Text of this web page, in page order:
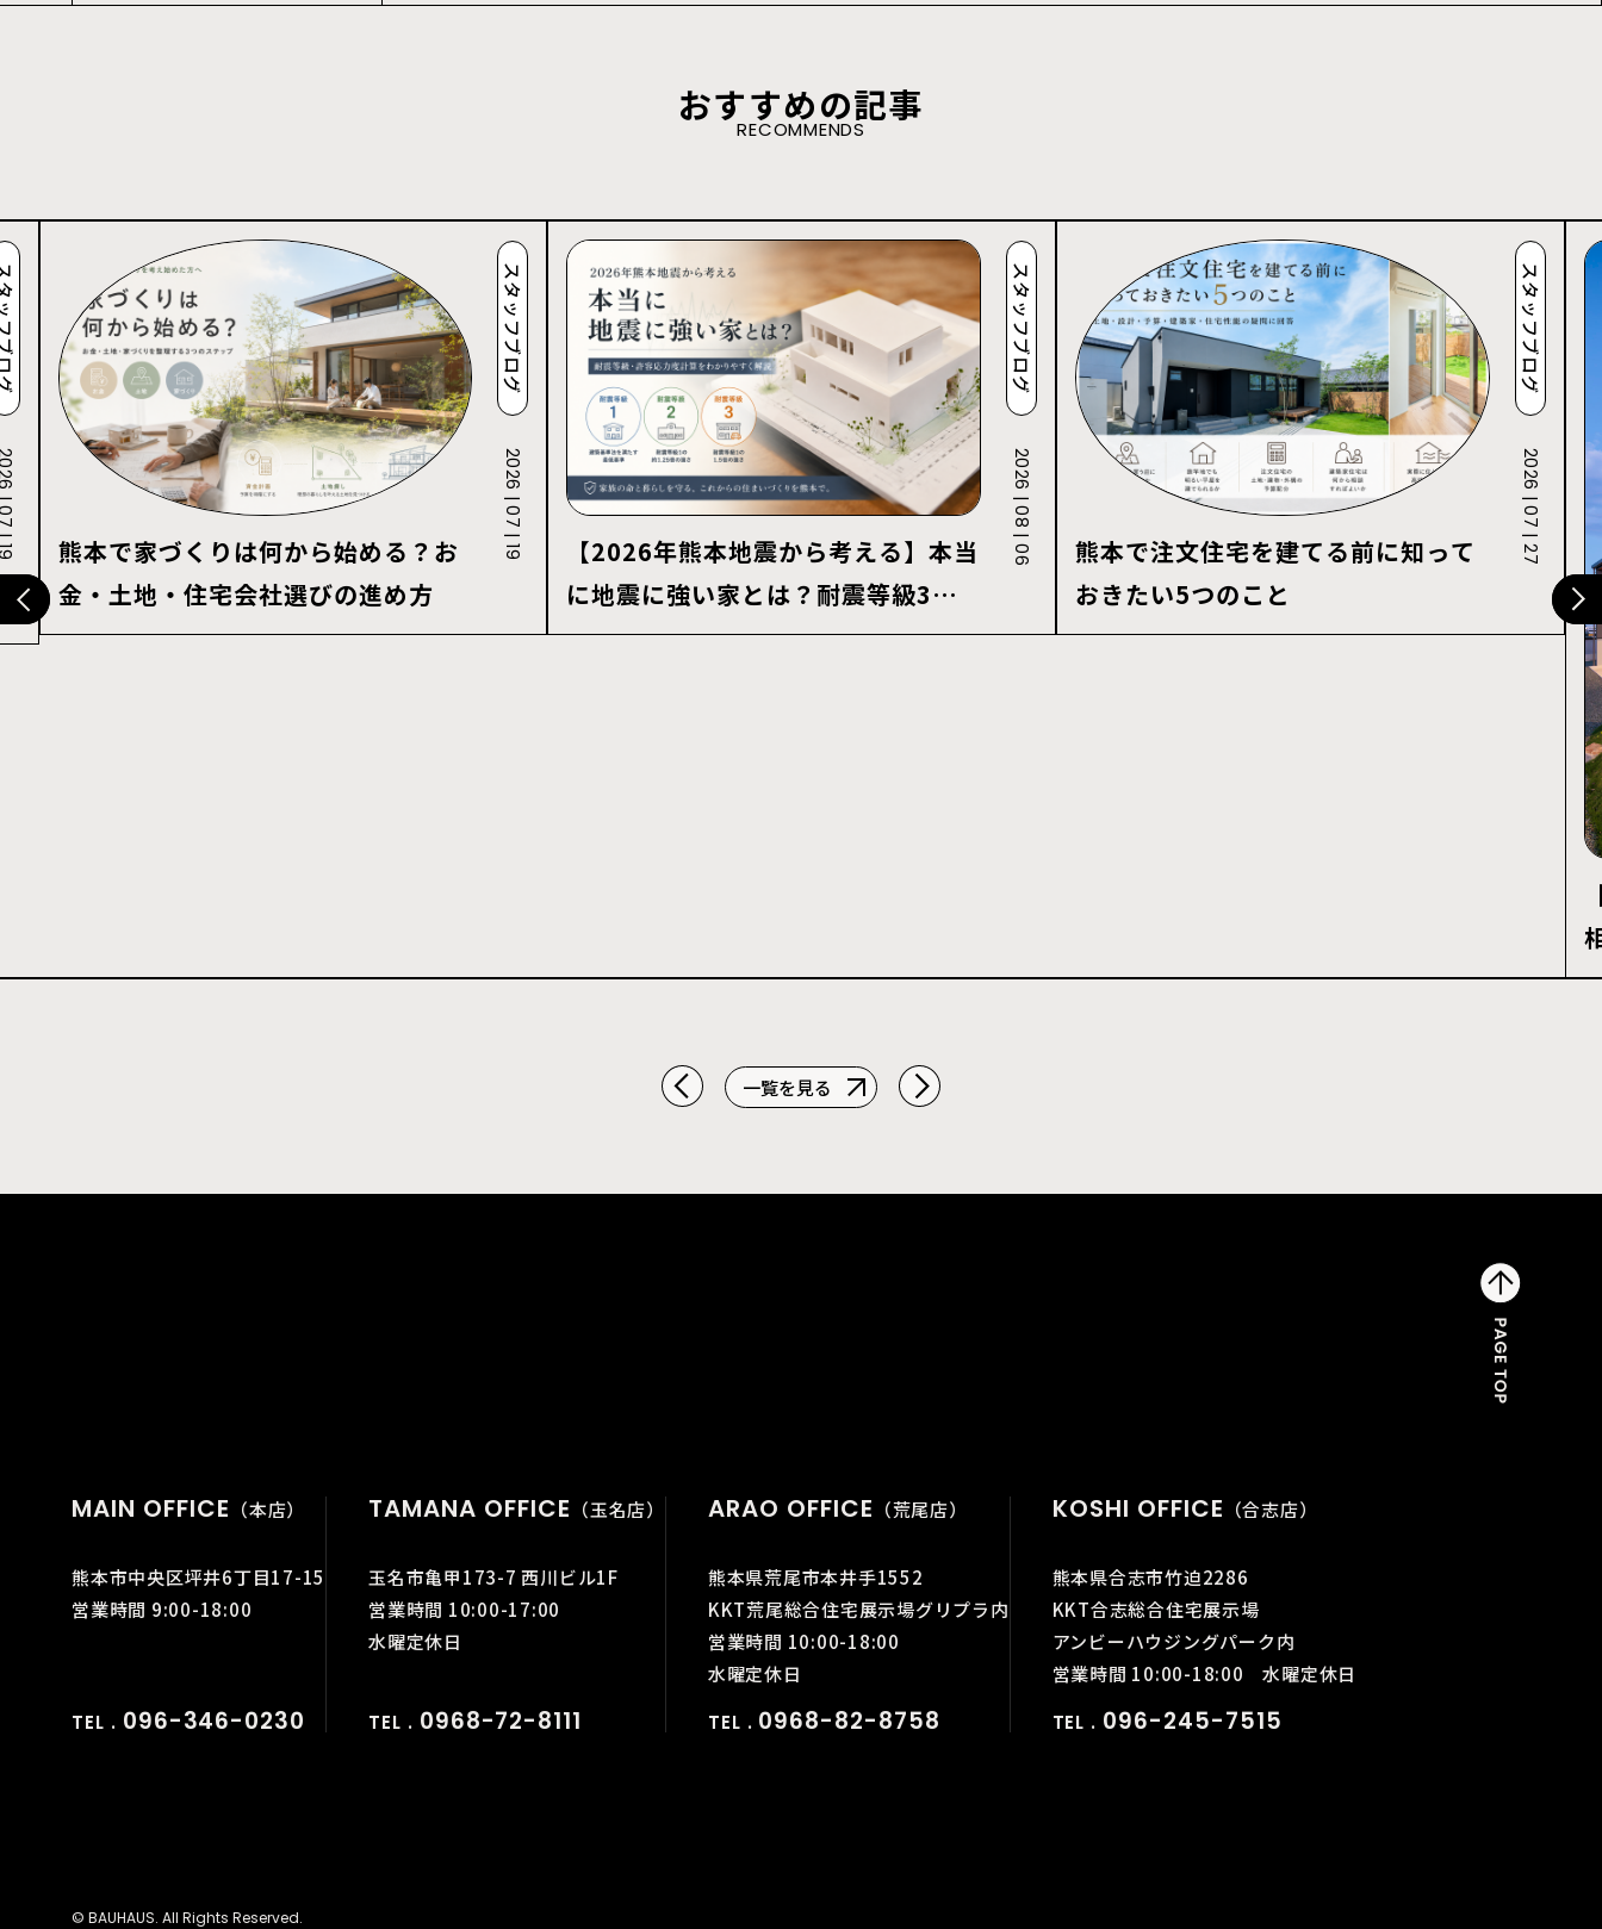
おすすめの記事
RECOMMENDS
ログ
| 19
熊本で家づくりは何から始める？お
金・土地・住宅会社選びの進め方
スタッフブログ
2026 | 07 | 19
【2026年熊本地震から考える】本当
に地震に強い家とは？耐震等級3・
許容応力度計算を解説
スタッフブログ
2026 | 08 | 06
熊本で注文住宅を建てる前に知って
おきたい5つのこと
スタッフブログ
2026 | 07 | 27
一覧を見る
MAIN OFFICE （本店）
熊本市中央区坪井6丁目17-15
営業時間 9:00-18:00
TEL . 096-346-0230
TAMANA OFFICE （玉名店）
玉名市亀甲173-7 西川ビル1F
営業時間 10:00-17:00
水曜定休日
TEL . 0968-72-8111
ARAO OFFICE （荒尾店）
熊本県荒尾市本井手1552
KKT荒尾総合住宅展示場グリプラ内
営業時間 10:00-18:00
水曜定休日
TEL . 0968-82-8758
KOSHI OFFICE （合志店）
熊本県合志市竹迫2286
KKT合志総合住宅展示場
アンビーハウジングパーク内
営業時間 10:00-18:00水曜定休日
TEL . 096-245-7515
© BAUHAUS. All Rights Reserved.